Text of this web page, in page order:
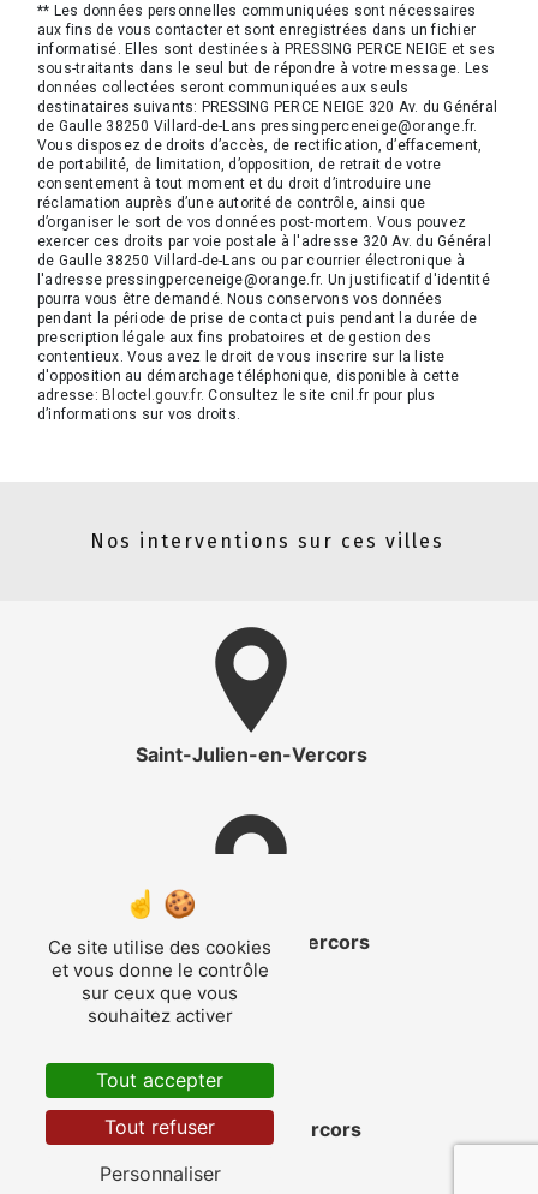
** Les données personnelles communiquées sont nécessaires
aux fins de vous contacter et sont enregistrées dans un fichier
informatisé. Elles sont destinées à PRESSING PERCE NEIGE et ses
sous-traitants dans le seul but de répondre à votre message. Les
données collectées seront communiquées aux seuls
destinataires suivants: PRESSING PERCE NEIGE 320 Av. du Général
de Gaulle 38250 Villard-de-Lans pressingperceneige@orange.fr.
Vous disposez de droits d’accès, de rectification, d’effacement,
de portabilité, de limitation, d’opposition, de retrait de votre
consentement à tout moment et du droit d’introduire une
réclamation auprès d’une autorité de contrôle, ainsi que
d’organiser le sort de vos données post-mortem. Vous pouvez
exercer ces droits par voie postale à l'adresse 320 Av. du Général
de Gaulle 38250 Villard-de-Lans ou par courrier électronique à
l'adresse pressingperceneige@orange.fr. Un justificatif d'identité
pourra vous être demandé. Nous conservons vos données
pendant la période de prise de contact puis pendant la durée de
prescription légale aux fins probatoires et de gestion des
contentieux. Vous avez le droit de vous inscrire sur la liste
d'opposition au démarchage téléphonique, disponible à cette
adresse:Bloctel.gouv.fr. Consultez le site cnil.fr pour plus
d’informations sur vos droits.
Nos interventions sur ces villes
Saint-Julien-en-Vercors
Saint-Martin-en-Vercors
Corrençon-en-Vercors
Ce site utilise des cookies
et vous donne le contrôle
sur ceux que vous
souhaitez activer
Tout accepter
Tout refuser
Personnaliser